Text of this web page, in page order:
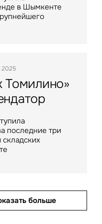
в Шымкенте
2025
Томилино»
последние три
больше
сдан
площадью 6
больше
а UD Group
Скай»
с общей
больше